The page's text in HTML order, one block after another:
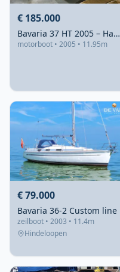
€ 185.000
Bavaria 37 HT 2005 – Hardtop en dubbele hutten
motorboot • 2005 • 11.95m
€ 79.000
Bavaria 36-2 Custom line
zeilboot • 2003 • 11.4m
Hindeloopen